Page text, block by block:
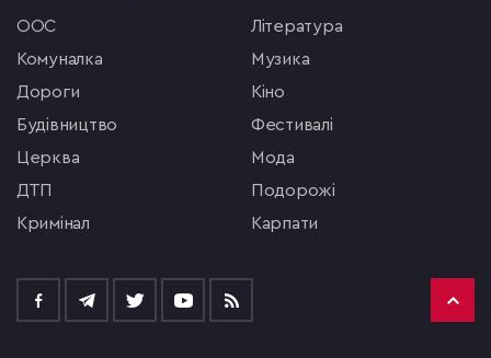
ООС
комуналка
Дороги
будівництво
церква
ДТП
кримінал
література
музика
кіно
фестивалі
мода
подорожі
Карпати